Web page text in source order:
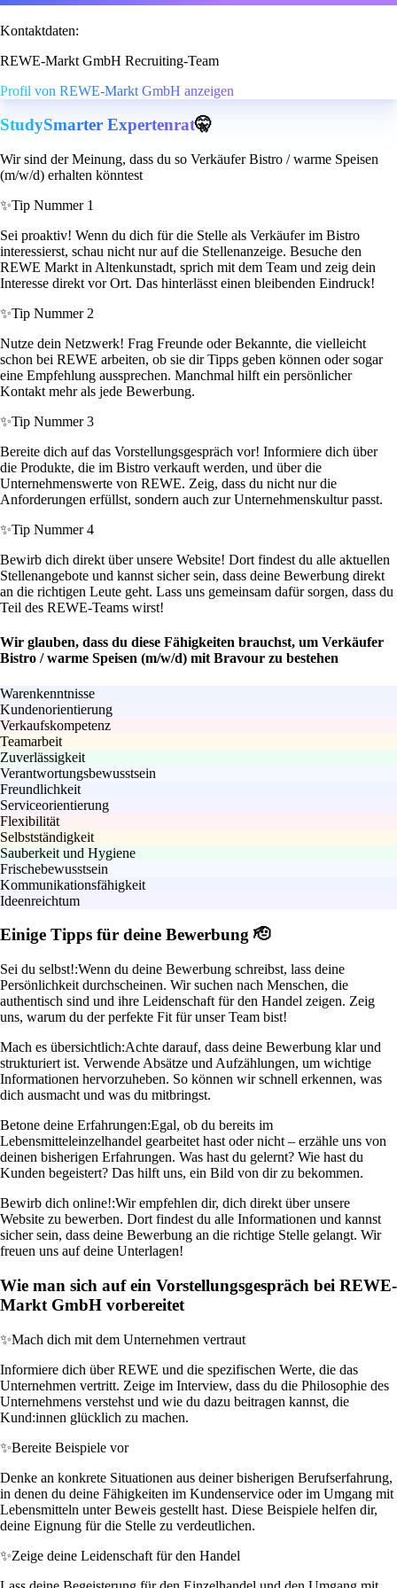
Kontaktdaten:
REWE-Markt GmbH Recruiting-Team
Profil von REWE-Markt GmbH anzeigen
StudySmarter Expertenrat🤫
Wir sind der Meinung, dass du so Verkäufer Bistro / warme Speisen
(m/w/d) erhalten könntest
✨Tip Nummer 1
Sei proaktiv! Wenn du dich für die Stelle als Verkäufer im Bistro
interessierst, schau nicht nur auf die Stellenanzeige. Besuche den
REWE Markt in Altenkunstadt, sprich mit dem Team und zeig dein
Interesse direkt vor Ort. Das hinterlässt einen bleibenden Eindruck!
✨Tip Nummer 2
Nutze dein Netzwerk! Frag Freunde oder Bekannte, die vielleicht
schon bei REWE arbeiten, ob sie dir Tipps geben können oder sogar
eine Empfehlung aussprechen. Manchmal hilft ein persönlicher
Kontakt mehr als jede Bewerbung.
✨Tip Nummer 3
Bereite dich auf das Vorstellungsgespräch vor! Informiere dich über
die Produkte, die im Bistro verkauft werden, und über die
Unternehmenswerte von REWE. Zeig, dass du nicht nur die
Anforderungen erfüllst, sondern auch zur Unternehmenskultur passt.
✨Tip Nummer 4
Bewirb dich direkt über unsere Website! Dort findest du alle aktuellen
Stellenangebote und kannst sicher sein, dass deine Bewerbung direkt
an die richtigen Leute geht. Lass uns gemeinsam dafür sorgen, dass du
Teil des REWE-Teams wirst!
Wir glauben, dass du diese Fähigkeiten brauchst, um Verkäufer
Bistro / warme Speisen (m/w/d) mit Bravour zu bestehen
Warenkenntnisse
Kundenorientierung
Verkaufskompetenz
Teamarbeit
Zuverlässigkeit
Verantwortungsbewusstsein
Freundlichkeit
Serviceorientierung
Flexibilität
Selbstständigkeit
Sauberkeit und Hygiene
Frischebewusstsein
Kommunikationsfähigkeit
Ideenreichtum
Einige Tipps für deine Bewerbung 🫡
Sei du selbst!:Wenn du deine Bewerbung schreibst, lass deine
Persönlichkeit durchscheinen. Wir suchen nach Menschen, die
authentisch sind und ihre Leidenschaft für den Handel zeigen. Zeig
uns, warum du der perfekte Fit für unser Team bist!
Mach es übersichtlich:Achte darauf, dass deine Bewerbung klar und
strukturiert ist. Verwende Absätze und Aufzählungen, um wichtige
Informationen hervorzuheben. So können wir schnell erkennen, was
dich ausmacht und was du mitbringst.
Betone deine Erfahrungen:Egal, ob du bereits im
Lebensmitteleinzelhandel gearbeitet hast oder nicht – erzähle uns von
deinen bisherigen Erfahrungen. Was hast du gelernt? Wie hast du
Kunden begeistert? Das hilft uns, ein Bild von dir zu bekommen.
Bewirb dich online!:Wir empfehlen dir, dich direkt über unsere
Website zu bewerben. Dort findest du alle Informationen und kannst
sicher sein, dass deine Bewerbung an die richtige Stelle gelangt. Wir
freuen uns auf deine Unterlagen!
Wie man sich auf ein Vorstellungsgespräch bei REWE-
Markt GmbH vorbereitet
✨Mach dich mit dem Unternehmen vertraut
Informiere dich über REWE und die spezifischen Werte, die das
Unternehmen vertritt. Zeige im Interview, dass du die Philosophie des
Unternehmens verstehst und wie du dazu beitragen kannst, die
Kund:innen glücklich zu machen.
✨Bereite Beispiele vor
Denke an konkrete Situationen aus deiner bisherigen Berufserfahrung,
in denen du deine Fähigkeiten im Kundenservice oder im Umgang mit
Lebensmitteln unter Beweis gestellt hast. Diese Beispiele helfen dir,
deine Eignung für die Stelle zu verdeutlichen.
✨Zeige deine Leidenschaft für den Handel